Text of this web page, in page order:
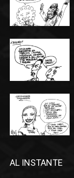
AL INSTANTE